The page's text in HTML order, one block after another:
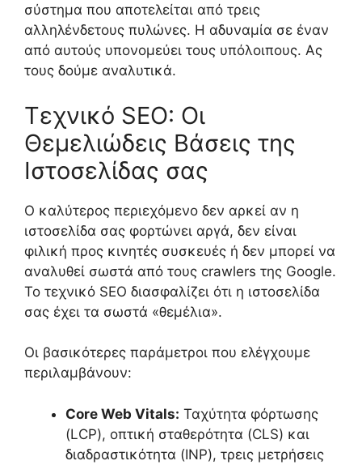
σύστημα που αποτελείται από τρεις
αλληλένδετους πυλώνες. Η αδυναμία σε έναν
από αυτούς υπονομεύει τους υπόλοιπους. Ας
τους δούμε αναλυτικά.
Τεχνικό SEO: Οι
Θεμελιώδεις Βάσεις της
Ιστοσελίδας σας
Ο καλύτερος περιεχόμενο δεν αρκεί αν η
ιστοσελίδα σας φορτώνει αργά, δεν είναι
φιλική προς κινητές συσκευές ή δεν μπορεί να
αναλυθεί σωστά από τους crawlers της Google.
Το τεχνικό SEO διασφαλίζει ότι η ιστοσελίδα
σας έχει τα σωστά «θεμέλια».
Οι βασικότερες παράμετροι που ελέγχουμε
περιλαμβάνουν:
Core Web Vitals: Ταχύτητα φόρτωσης
(LCP), οπτική σταθερότητα (CLS) και
διαδραστικότητα (INP), τρεις μετρήσεις